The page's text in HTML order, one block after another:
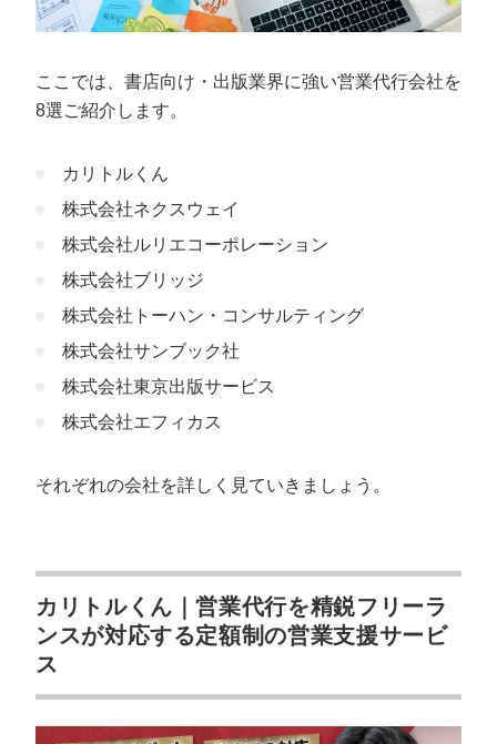
ここでは、書店向け・出版業界に強い営業代行会社を
8選ご紹介します。
カリトルくん
株式会社ネクスウェイ
株式会社ルリエコーポレーション
株式会社ブリッジ
株式会社トーハン・コンサルティング
株式会社サンブック社
株式会社東京出版サービス
株式会社エフィカス
それぞれの会社を詳しく見ていきましょう。
カリトルくん｜営業代行を精鋭フリーラ
ンスが対応する定額制の営業支援サービ
ス